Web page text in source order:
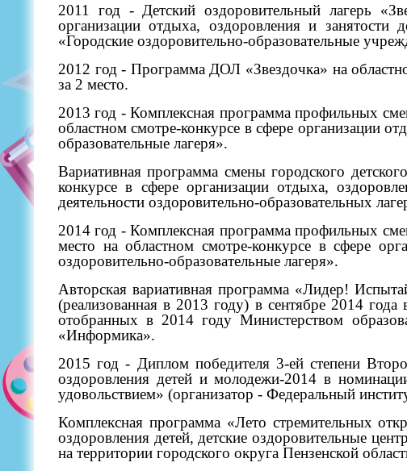
2011 год - Детский оздоровительный лагерь
организации отдыха, оздоровления и
«Городские оздоровительно-образовательные
2012 год - Программа ДОЛ «Звездочка» на
за 2 место.
2013 год - Комплексная программа профильных
областном смотре-конкурсе в сфере организации
образовательные лагеря».
Вариативная программа смены городского
конкурсе в сфере организации отдыха,
деятельности оздоровительно-образовательных
2014 год - Комплексная программа профильных
место на областном смотре-конкурсе в сфере
оздоровительно-образовательные лагеря».
Авторская вариативная программа «Лидер!
(реализованная в 2013 году) в сентябре 2014
отобранных в 2014 году Министерством
«Информика».
2015 год - Диплом победителя 3-ей степени
оздоровления детей и молодежи-2014 в
удовольствием» (организатор - Федеральный
Комплексная программа «Лето стремительных
оздоровления детей, детские оздоровительные
на территории городского округа Пензенской